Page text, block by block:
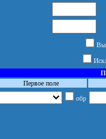
Первое поле
обр